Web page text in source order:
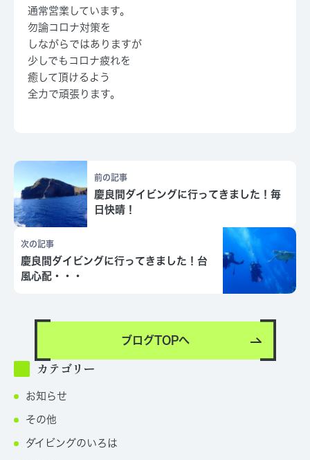
通常営業しています。
勿論コロナ対策を
しながらではありますが
少しでもコロナ疲れを
癒して頂けるよう
全力で頑張ります。
前の記事
慶良間ダイビングに行ってきました！毎
日快晴！
次の記事
慶良間ダイビングに行ってきました！台
風心配・・・
ブログTOPへ
カテゴリー
お知らせ
その他
ダイビングのいろは